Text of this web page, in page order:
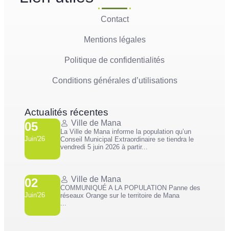
Contact
Mentions légales
Politique de confidentialités
Conditions générales d’utilisations
Actualités récentes
05
Juin'26
Ville de Mana
La Ville de Mana informe la population qu’un
Conseil Municipal Extraordinaire se tiendra le
vendredi 5 juin 2026 à partir...
02
Juin'26
Ville de Mana
COMMUNIQUÉ A LA POPULATION Panne des
réseaux Orange sur le territoire de Mana
...